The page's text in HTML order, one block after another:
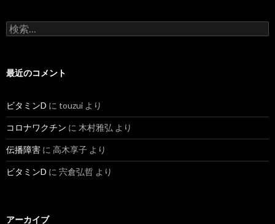
検
索:
最近のコメント
ビタミンD に touzui より
コロナワクチン に 木村雅弘 より
伝播障害 に 高木享子 より
ビタミンD に 宍倉弘哲 より
アーカイブ